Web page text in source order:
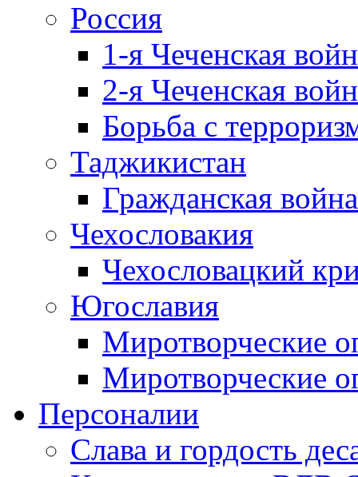
Россия
1-я Чеченская
2-я Чеченская
Борьба с
Таджикистан
Гражданская
Чехословакия
Чехословацкий
Югославия
Миротворческие
Миротворческие
Персоналии
Слава и гордость